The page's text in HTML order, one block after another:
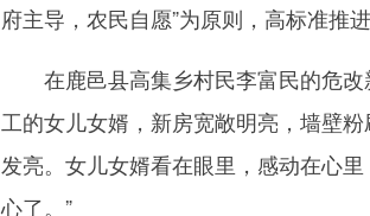
府主导，农民自愿”为原则，高标准推
在鹿邑县高集乡村民李富民的危改
工的女儿女婿，新房宽敞明亮，墙壁
发亮。女儿女婿看在眼里，感动在心
心了。”